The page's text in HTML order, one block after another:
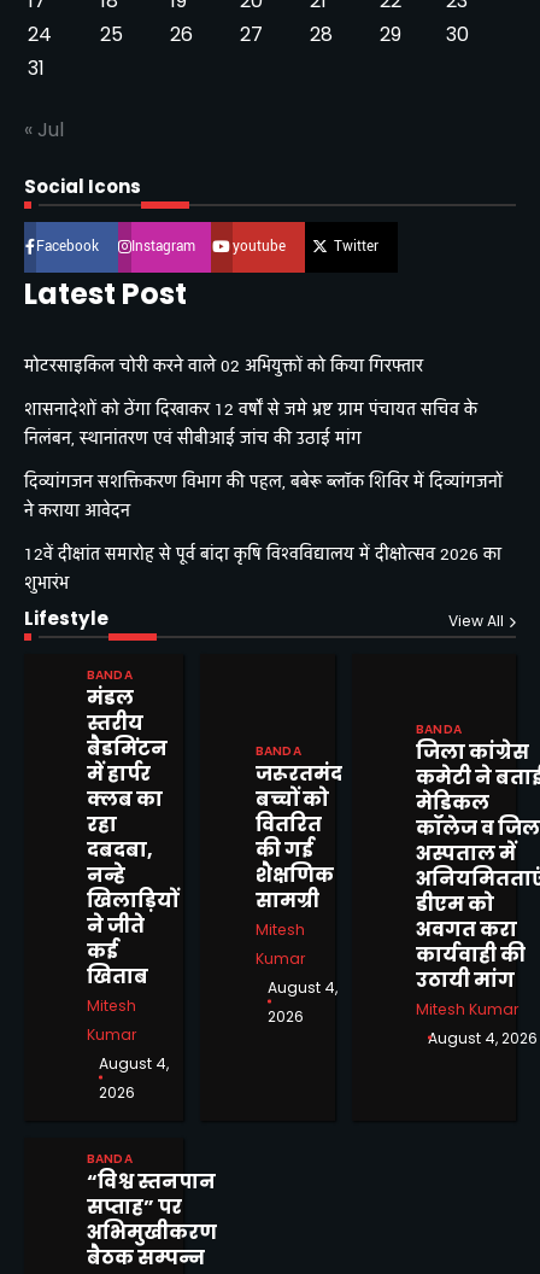
24
25 26 27 28 29
30
31
« Jul
Social Icons
Facebook Instagram youtube Twitter
Latest Post
मोटरसाइकिल चोरी करने वाले 02 अभियुक्तों को किया गिरफ्तार
शासनादेशों को ठेंगा दिखाकर 12 वर्षों से जमे भ्रष्ट ग्राम पंचायत सचिव के
निलंबन, स्थानांतरण एवं सीबीआई जांच की उठाई मांग
दिव्यांगजन सशक्तिकरण विभाग की पहल, बबेरू ब्लॉक शिविर में दिव्यांगजनों
ने कराया आवेदन
12वें दीक्षांत समारोह से पूर्व बांदा कृषि विश्वविद्यालय में दीक्षोत्सव 2026 का
शुभारंभ
Lifestyle View All
BANDA
मंडल
स्तरीय
बैडमिंटन
में हार्पर
क्लब का
रहा
दबदबा,
नन्हे
खिलाड़ियों
ने जीते
कई
खिताब
Mitesh
Kumar
August 4,
2026
BANDA
जरूरतमंद
बच्चों को
वितरित
की गई
शैक्षणिक
सामग्री
Mitesh
Kumar
August 4,
2026
BANDA
जिला कांग्रेस
कमेटी ने
मेडिकल
कॉलेज व
अस्पताल में
डीएम को
अवगत करा
कार्यवाही की
उठायी मांग
Mitesh Kumar
August 4, 2026
BANDA
“विश्व स्तनपान
सप्ताह” पर
अभिमुखीकरण
बैठक सम्पन्न
शासनादेशों को ठेंगा दिखाकर 12 वर्षों
से जमे भ्रष्ट ग्राम पंचायत सचिव के
निलंबन, स्थानांतरण एवं सीबीआई
जांच की उठाई मांग
Mitesh Kumar
दिव्यांगजन सशक्तिकरण विभाग की
पहल, बबेरू ब्लॉक शिविर में
दिव्यांगजनों ने कराया आवेदन
Mitesh Kumar
बीरा गांव में जलभराव से ग्रामीण
बढ़ी मुश्किलें
Mitesh Kumar